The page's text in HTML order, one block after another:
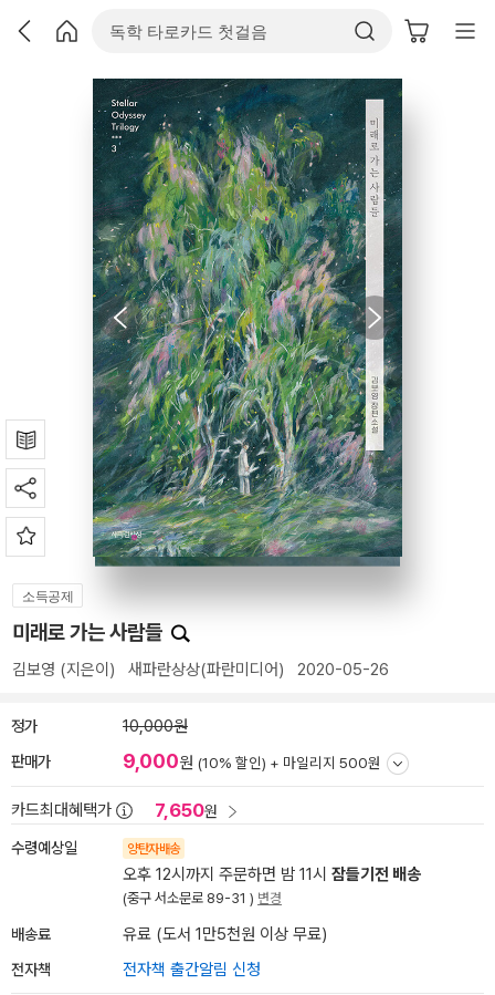
소득공제
미래로 가는 사람들
김보영 (지은이) 새파란상상(파란미디어) 2020-05-26
정가 10,000원
판매가 9,000원 (10% 할인) + 마일리지 500원
카드최대혜택가 7,650원
수령예상일 양탄자배송
오후 12시까지 주문하면 밤 11시 잠들기전 배송
(중구 서소문로 89-31 ) 변경
배송료 유료 (도서 1만5천원 이상 무료)
전자책 전자책 출간알림 신청